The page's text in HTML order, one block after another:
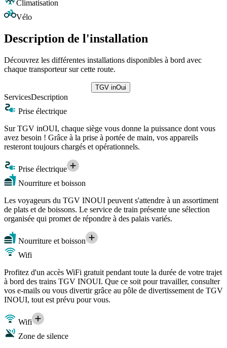
Climatisation
Vélo
Description de l'installation
Découvrez les différentes installations disponibles à bord avec
chaque transporteur sur cette route.
TGV inOui
ServicesDescription
Prise électrique
Sur TGV inOUI, chaque siège vous donne la puissance dont vous
avez besoin ! Grâce à la prise à portée de main, vos appareils
resteront toujours chargés et opérationnels.
Prise électrique
Nourriture et boisson
Les voyageurs du TGV INOUI peuvent s'attendre à un assortiment
de plats et de boissons. Le service de train présente une sélection
organisée qui promet de répondre à des palais variés.
Nourriture et boisson
Wifi
Profitez d'un accès WiFi gratuit pendant toute la durée de votre trajet
à bord des trains TGV INOUI. Que ce soit pour travailler, consulter
vos e-mails ou vous divertir grâce au pôle de divertissement de TGV
INOUI, tout est prévu pour vous.
Wifi
Zone de silence